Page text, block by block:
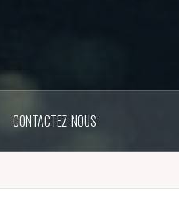
CONTACTEZ-NOUS